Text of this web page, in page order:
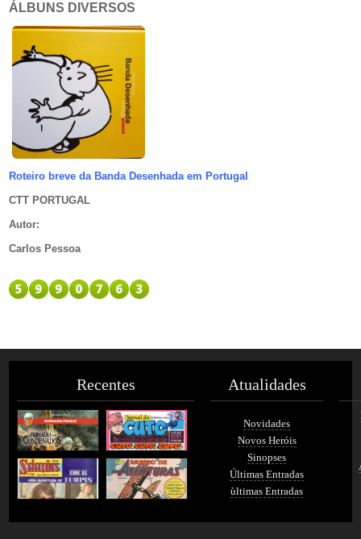
ÁLBUNS DIVERSOS
Roteiro breve da Banda Desenhada em Portugal
CTT PORTUGAL
Autor:
Carlos Pessoa
Recentes Atualidades
Novidades
Novos Heróis
Sinopses
Últimas Entradas
ùltimas Entradas